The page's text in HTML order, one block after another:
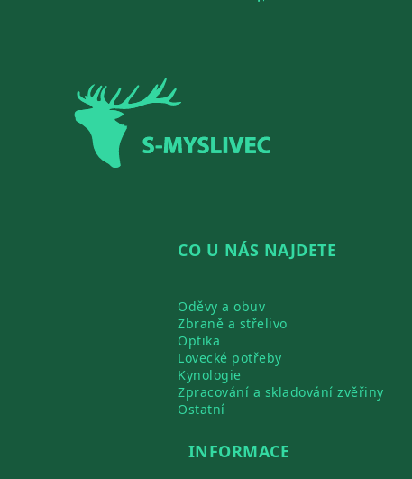
CO U NÁS NAJDETE
Oděvy a obuv
Zbraně a střelivo
Optika
Lovecké potřeby
Kynologie
Zpracování a skladování zvěřiny
Ostatní
INFORMACE